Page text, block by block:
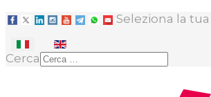
Seleziona la
Cerca